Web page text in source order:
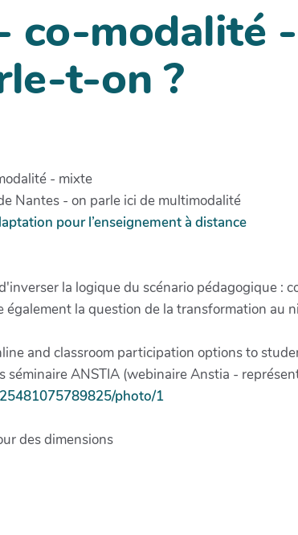
co-modalité -
t-on ?
- mixte
Nantes - on parle ici de multimodalité
pour l’enseignement à distance
la logique du scénario pédagogique :
la question de la transformation au
and classroom participation options to
ANSTIA (webinaire Anstia -
photo/1
des dimensions